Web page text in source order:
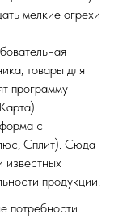
мелкие огрехи
товары для
программу
с
Сплит). Сюда
известных
продукции.
потребности